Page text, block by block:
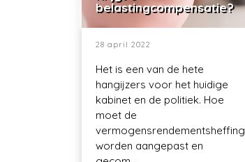
belastingcompensatie?
28 april 2022
Het is een van de hete
hangijzers voor het huidige
kabinet en de politiek. Hoe
moet de
vermogensrendementsheffing
worden aangepast en